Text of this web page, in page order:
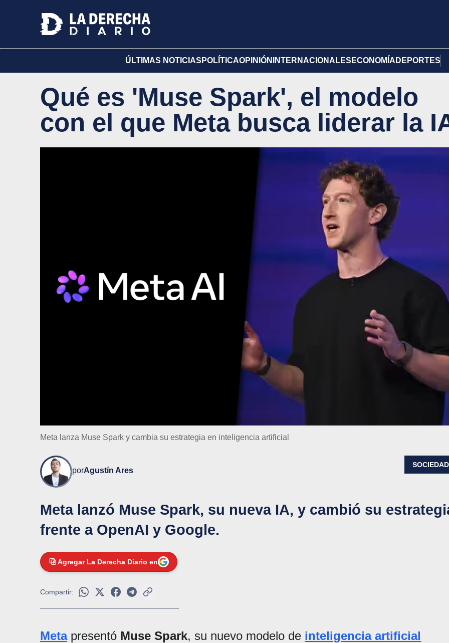
ÚLTIMAS NOTICIAS POLÍTICAOPINIÓN INTERNACIONALES ECONOMÍA DEPORTES
Qué es 'Muse Spark', el modelo
con el que Meta busca liderar la
Meta lanza Muse Spark y cambia su estrategia en inteligencia artificial
porAgustín Ares
SOCIEDAD
Meta lanzó Muse Spark, su nueva IA, y cambió su
frente a OpenAI y Google.
Agregar La Derecha Diario en
Compartir:
Metapresentó Muse Spark, su nuevo modelo de inteligencia artificial